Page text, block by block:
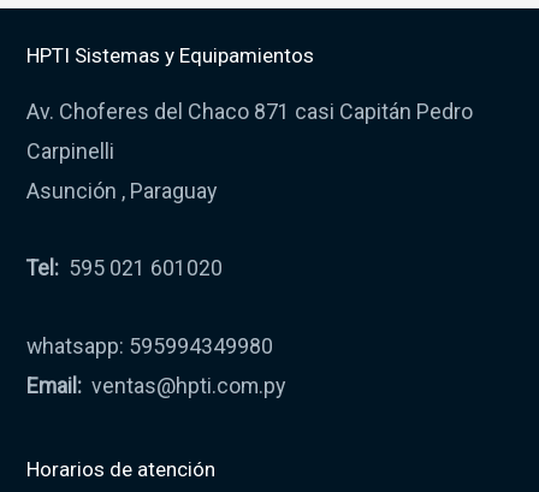
HPTI Sistemas y Equipamientos
Av. Choferes del Chaco 871 casi Capitán Pedro
Carpinelli
Asunción , Paraguay
Tel: 595 021 601020
whatsapp: 595994349980
Email: ventas@hpti.com.py
Horarios de atención